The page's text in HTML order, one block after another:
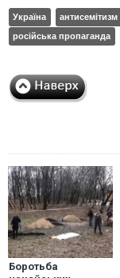
Україна антисемітизм
російська пропаганда
Боротьба